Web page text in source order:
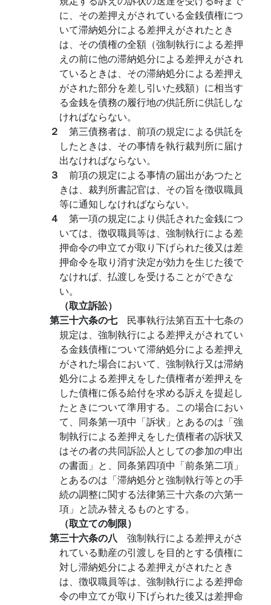
に、その差押えがされている金銭債権につ
いて滞納処分による差押えがされたとき
は、その債権の全額（強制執行による差押
えの前に他の滞納処分による差押えがされ
ているときは、その滞納処分による差押え
がされた部分を差し引いた残額）に相当す
る金銭を債務の履行地の供託所に供託しな
ければならない。
２ 第三債務者は、前項の規定による供託を
したときは、その事情を執行裁判所に届け
出なければならない。
３ 前項の規定による事情の届出があつたと
きは、裁判所書記官は、その旨を徴収職員
等に通知しなければならない。
４ 第一項の規定により供託された金銭につ
いては、徴収職員等は、強制執行による差
押命令の申立てが取り下げられた後又は差
押命令を取り消す決定が効力を生じた後で
なければ、払渡しを受けることができな
い。
（取立訴訟）
第三十六条の七 民事執行法第百五十七条の
規定は、強制執行による差押えがされてい
る金銭債権について滞納処分による差押え
がされた場合において、強制執行又は滞納
処分による差押えをした債権者が差押えを
した債権に係る給付を求める訴えを提起し
たときについて準用する。この場合におい
て、同条第一項中「訴状」とあるのは「強
制執行による差押えをした債権者の訴状又
はその者の共同訴訟人としての参加の申出
の書面」と、同条第四項中「前条第二項」
とあるのは「滞納処分と強制執行等との手
続の調整に関する法律第三十六条の六第一
項」と読み替えるものとする。
（取立ての制限）
第三十六条の八 強制執行による差押えがさ
れている動産の引渡しを目的とする債権に
対し滞納処分による差押えがされたとき
は、徴収職員等は、強制執行による差押命
令の申立てが取り下げられた後又は差押命